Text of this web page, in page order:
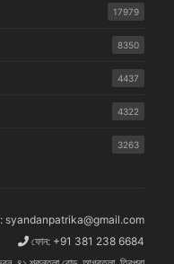
17979
8350
4437
4322
3263
syandanpatrika@gmail.com
ফোন: +91 381 238 6684